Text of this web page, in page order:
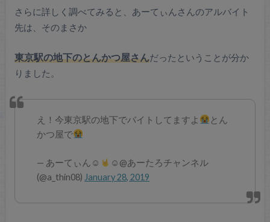
さらに詳しく調べてみると、あーてぃんさんのアルバイト
先は、そのまさか
東京駅の地下のとんかつ屋さんだったということが分か
りました。
え！今東京駅の地下でバイトしてますよ
とん
かつ屋で
— あーてぃん☺︎︎
☺︎@あーたろチャンネル
(@a_thin08) January 28, 2019